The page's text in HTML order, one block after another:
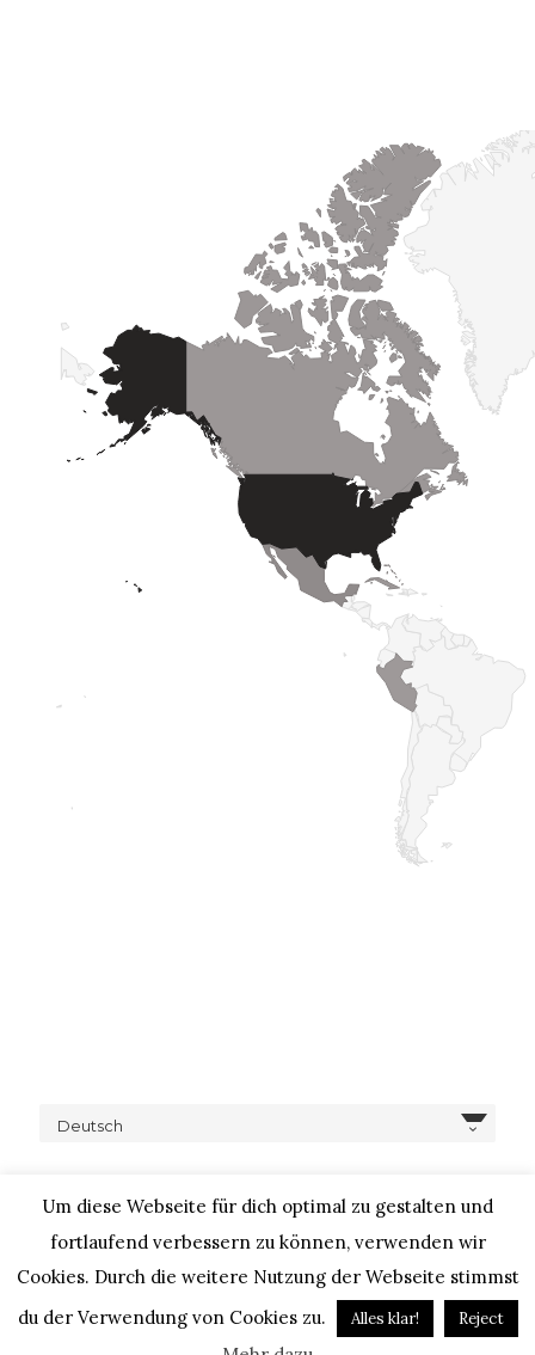
Deutsch
COPYRIGHT © 2020 – IHEARTALICE.COM / TRAVEL,
LIFESTYLE, FOOD & FASHIONBLOG BY ALICE M. HUYNH / ALL
RIGHTS RESERVED / DESIGN BY BLOGGER-BERATUNG
Um diese Webseite für dich optimal zu gestalten und
fortlaufend verbessern zu können, verwenden wir
Cookies. Durch die weitere Nutzung der Webseite stimmst
du der Verwendung von Cookies zu.
Alles klar! Reject